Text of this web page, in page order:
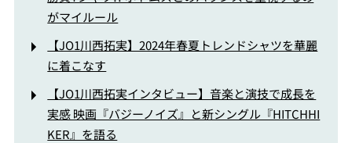
がマイルール
【JO1川西拓実】2024年春夏トレンドシャツを華麗
に着こなす
【JO1川西拓実インタビュー】音楽と演技で成長を
実感 映画『バジーノイズ』と新シングル『HITCHHI
KER』を語る